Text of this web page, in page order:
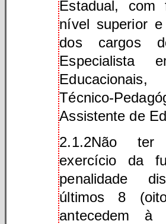
Estadual, com
nível superior
dos cargos
Especialista
Técnico-
Assistente de
2.1.2Não
exercício da
penalidade
últimos 8
antecedem à